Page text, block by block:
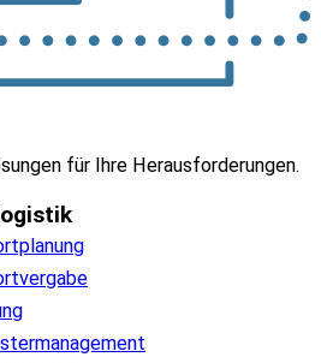
für Ihre Herausforderungen.